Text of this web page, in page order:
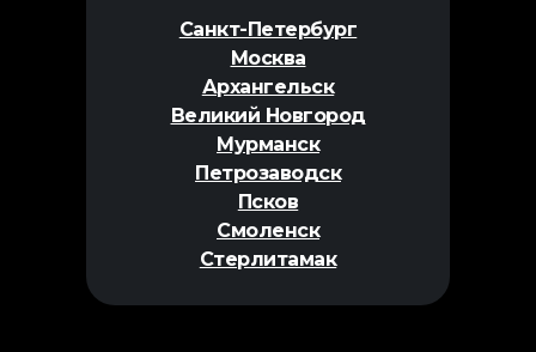
Санкт-Петербург
Москва
Архангельск
Великий Новгород
Мурманск
Петрозаводск
Псков
Смоленск
Стерлитамак